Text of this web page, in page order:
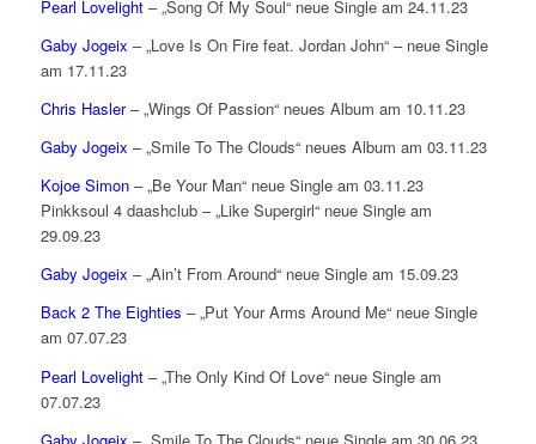
Pearl Lovelight– „Song Of My Soul“ neue Single am 24.11.23
Gaby Jogeix – „Love Is On Fire feat. Jordan John“ – neue Single
am 17.11.23
Chris Hasler– „Wings Of Passion“ neues Album am 10.11.23
Gaby Jogeix – „Smile To The Clouds“ neues Album am 03.11.23
Kojoe Simon– „Be Your Man“ neue Single am 03.11.23
Pinkksoul 4 daashclub – „Like Supergirl“ neue Single am
29.09.23
Gaby Jogeix – „Ain’t From Around“ neue Single am 15.09.23
Back 2 The Eighties – „Put Your Arms Around Me“ neue Single
am 07.07.23
Pearl Lovelight– „The Only Kind Of Love“ neue Single am
07.07.23
Gaby Jogeix – „Smile To The Clouds“ neue Single am 30.06.23